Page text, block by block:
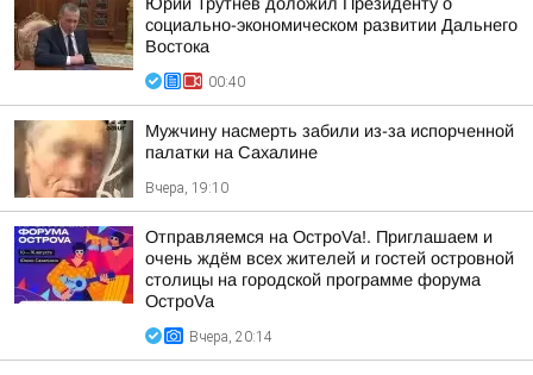
социально-экономическом развитии Дальнего
Востока
00:40
Мужчину насмерть забили из-за испорченной
палатки на Сахалине
Вчера, 19:10
Отправляемся на ОстроVa!. Приглашаем и
очень ждём всех жителей и гостей островной
столицы на городской программе форума
ОстроVa
Вчера, 20:14